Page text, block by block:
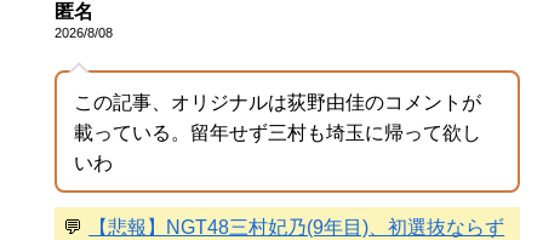
匿名
2026/8/08
この記事、オリジナルは荻野由佳のコメントが
載っている。留年せず三村も埼玉に帰って欲し
いわ
💬
【悲報】NGT48三村妃乃(9年目)、初選抜ならず